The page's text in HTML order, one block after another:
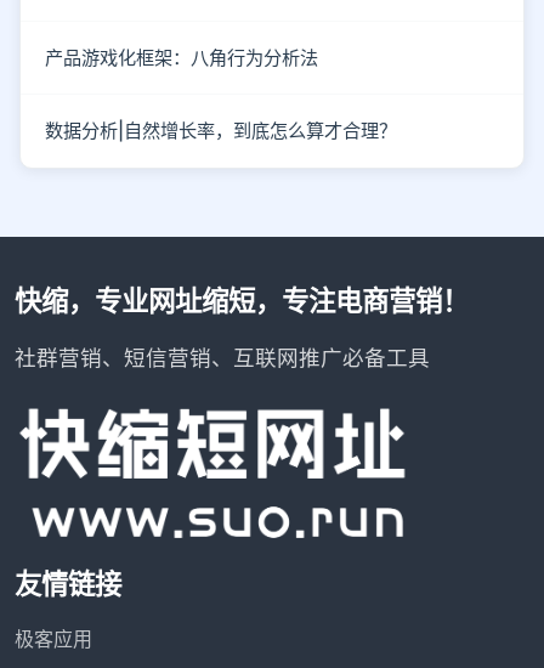
产品游戏化框架：八角行为分析法
数据分析|自然增长率，到底怎么算才合理？
快缩，专业网址缩短，专注电商营销！
社群营销、短信营销、互联网推广必备工具
友情链接
极客应用